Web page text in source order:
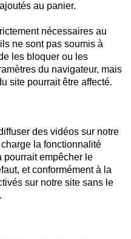
au panier.
nécessaires au
ne sont pas soumis à
les bloquer ou les
du navigateur, mais
site pourrait être affecté.
des vidéos sur notre
la fonctionnalité
pourrait empêcher le
et conformément à la
sur notre site sans le